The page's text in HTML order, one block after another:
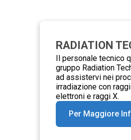
RADIATION
Il personale tecnico
gruppo Radiation
ad assistervi nei
irradiazione con
elettroni e raggi X.
Per Maggiore